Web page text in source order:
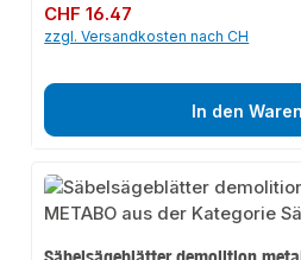
Regulärer Preis:
CHF 16.47
zzgl. Versandkosten nach CH
In den